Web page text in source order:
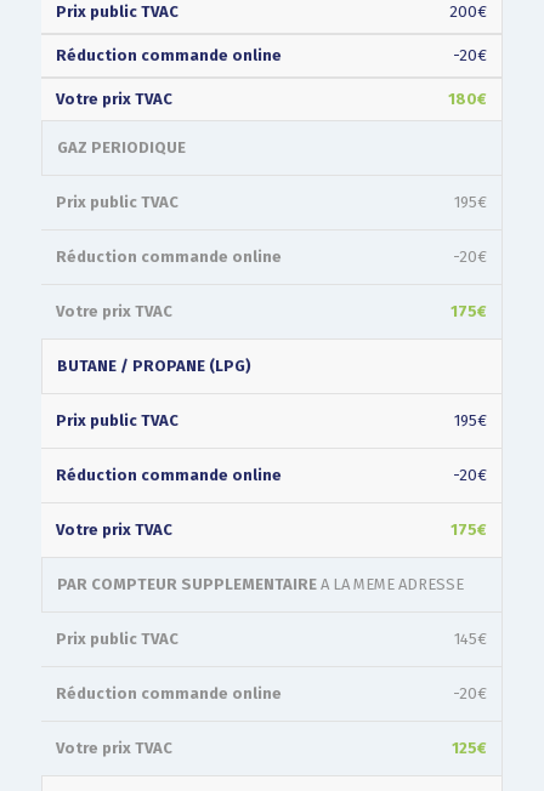
200€
-20€
180€
GAZ PERIODIQUE
195€
-20€
175€
BUTANE / PROPANE (LPG)
195€
-20€
175€
PAR COMPTEUR SUPPLEMENTAIRE A LA MEME ADRESSE
145€
-20€
125€